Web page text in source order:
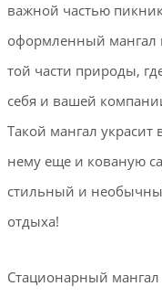
важной частью
оформленный мангал
той части природы,
себя и вашей
Такой мангал украсит
нему еще и кованую
стильный и
отдыха!
Стационарный